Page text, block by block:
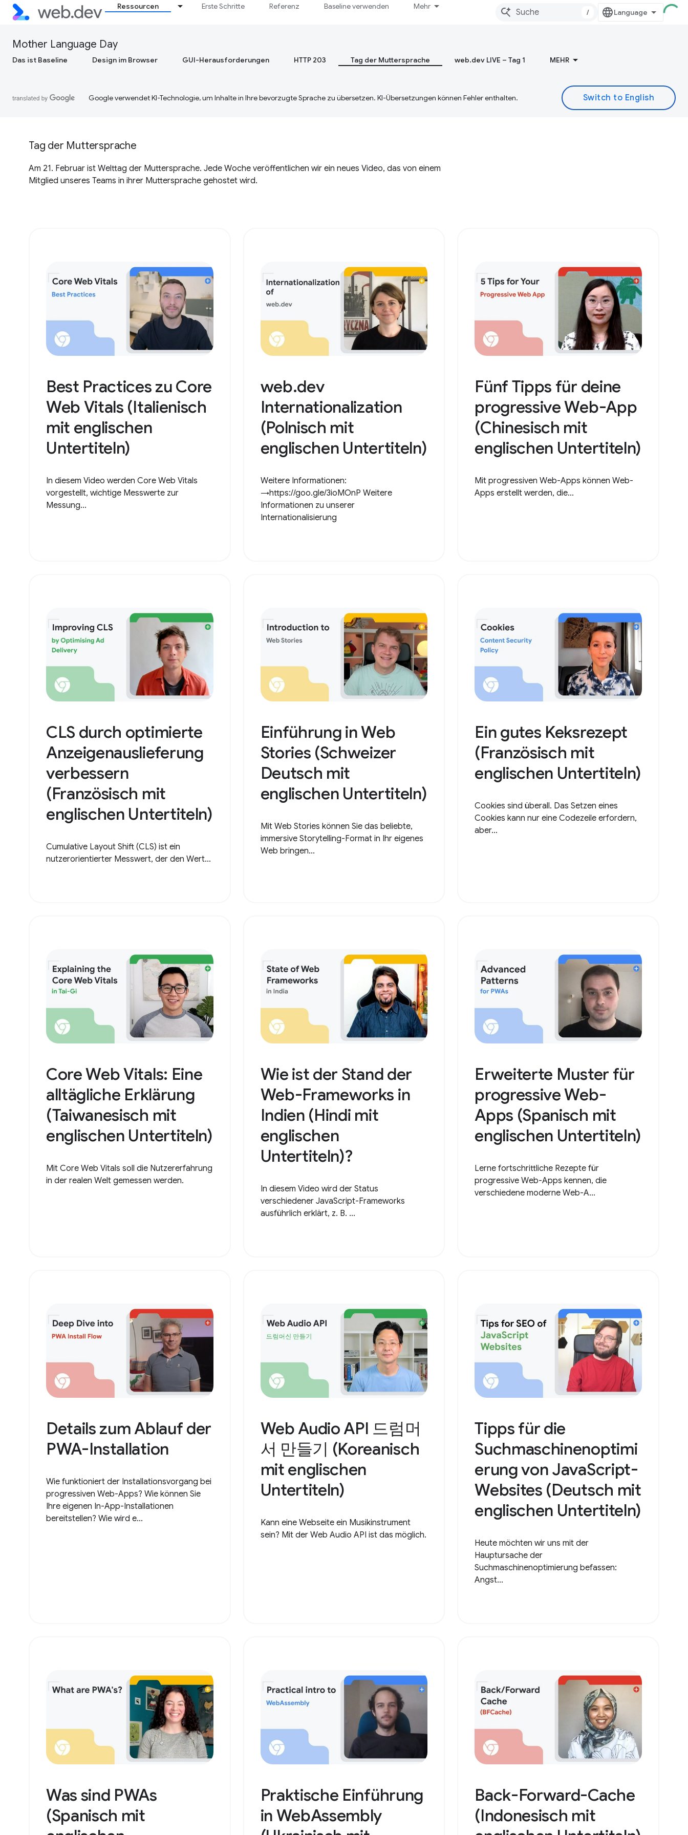
Ressourcen Erste Schritte Referenz Baseline verwenden Mehr
/
Mother Language Day
Das ist Baseline Design im Browser GUI-Herausforderungen HTTP 203 Tag der Muttersprache web.dev LIVE – Tag 1 MEHR
Google verwendet KI-Technologie, um Inhalte in Ihre bevorzugte Sprache zu übersetzen. KI-Übersetzungen können Fehler enthalten.
Tag der Muttersprache
Am 21. Februar ist Welttag der Muttersprache. Jede Woche veröffentlichen wir ein neues Video, das von einem
Mitglied unseres Teams in ihrer Muttersprache gehostet wird.
Best Practices zu Core
Web Vitals (Italienisch
mit englischen
Untertiteln)
In diesem Video werden Core Web Vitals
vorgestellt, wichtige Messwerte zur
Messung...
web.dev
Internationalization
(Polnisch mit
englischen Untertiteln)
Weitere Informationen:
→https://goo.gle/3ioMOnP Weitere
Informationen zu unserer
Internationalisierung
Fünf Tipps für deine
progressive Web-App
(Chinesisch mit
englischen Untertiteln)
Mit progressiven Web-Apps können Web-
Apps erstellt werden, die...
CLS durch optimierte
Anzeigenauslieferung
verbessern
(Französisch mit
englischen Untertiteln)
Cumulative Layout Shift (CLS) ist ein
nutzerorientierter Messwert, der den Wert...
Einführung in Web
Stories (Schweizer
Deutsch mit
englischen Untertiteln)
Mit Web Stories können Sie das beliebte,
immersive Storytelling-Format in Ihr eigenes
Web bringen...
Ein gutes Keksrezept
(Französisch mit
englischen Untertiteln)
Cookies sind überall. Das Setzen eines
Cookies kann nur eine Codezeile erfordern,
aber...
Core Web Vitals: Eine
alltägliche Erklärung
(Taiwanesisch mit
englischen Untertiteln)
Mit Core Web Vitals soll die Nutzererfahrung
in der realen Welt gemessen werden.
Wie ist der Stand der
Web-Frameworks in
Indien (Hindi mit
englischen
Untertiteln)?
In diesem Video wird der Status
verschiedener JavaScript-Frameworks
ausführlich erklärt, z. B. ...
Erweiterte Muster für
progressive Web-
Apps (Spanisch mit
englischen Untertiteln)
Lerne fortschrittliche Rezepte für
progressive Web-Apps kennen, die
verschiedene moderne Web-A...
Details zum Ablauf der
PWA-Installation
Wie funktioniert der Installationsvorgang bei
progressiven Web-Apps? Wie können Sie
Ihre eigenen In-App-Installationen
bereitstellen? Wie wird e...
Web Audio API 드럼머
서 만들기 (Koreanisch
mit englischen
Untertiteln)
Kann eine Webseite ein Musikinstrument
sein? Mit der Web Audio API ist das möglich.
Tipps für die
Suchmaschinenoptimi
erung von JavaScript-
Websites (Deutsch mit
englischen Untertiteln)
Heute möchten wir uns mit der
Hauptursache der
Suchmaschinenoptimierung befassen:
Angst...
Was sind PWAs
(Spanisch mit
Praktische Einführung
in WebAssembly
Back-Forward-Cache
(Indonesisch mit